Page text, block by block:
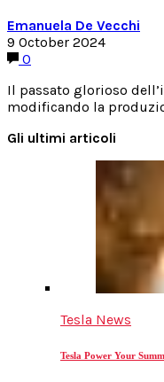
Emanuela De Vecchi
9 October 2024
0
Il passato glorioso
modificando la
Gli ultimi articoli
Tesla News
Tesla Power Your